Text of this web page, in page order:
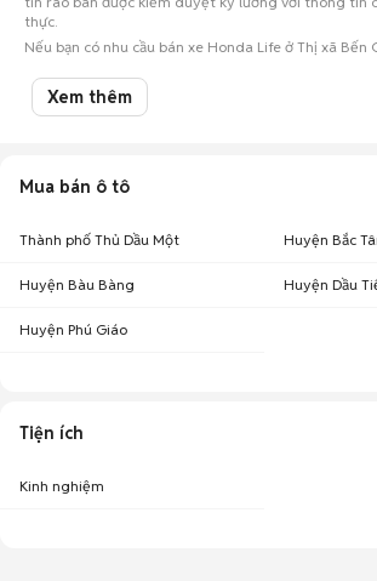
thực.
Nếu bạn có nhu cầu bán xe Honda Life ở Thị xã Bến
mua oto tiềm năng!
Xem thêm
Mua bán ô tô
Thành phố Thủ Dầu Một Huyện Bắc
Huyện Bàu Bàng Huyện Dầu
Huyện Phú Giáo
Tiện ích
Kinh nghiệm